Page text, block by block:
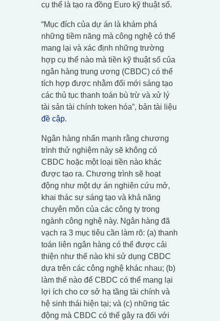
cụ thể là tạo ra đồng Euro kỹ thuật số.
“Mục đích của dự án là khám phá
những tiềm năng mà công nghệ có thể
mang lại và xác định những trường
hợp cụ thể nào mà tiền kỹ thuật số của
ngân hàng trung ương (CBDC) có thể
tích hợp được nhằm đổi mới sáng tạo
các thủ tục thanh toán bù trừ và xử lý
tài sản tài chính token hóa”, bản tài liệu
đề cập.
Ngân hàng nhấn mạnh rằng chương
trình thử nghiệm này sẽ không có
CBDC hoặc một loại tiền nào khác
được tạo ra. Chương trình sẽ hoạt
động như một dự án nghiên cứu mở,
khai thác sự sáng tạo và khả năng
chuyên môn của các công ty trong
ngành công nghệ này. Ngân hàng đã
vạch ra 3 mục tiêu cần làm rõ: (a) thanh
toán liên ngân hàng có thể được cải
thiện như thế nào khi sử dụng CBDC
dựa trên các công nghệ khác nhau; (b)
làm thế nào để CBDC có thể mang lại
lợi ích cho cơ sở hạ tầng tài chính và
hệ sinh thái hiện tại; và (c) những tác
động mà CBDC có thể gây ra đối với